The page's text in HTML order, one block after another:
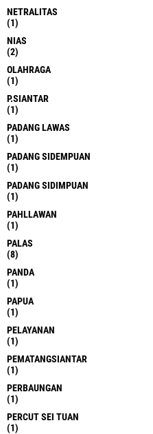
NETRALITAS
(1)
NIAS
(2)
OLAHRAGA
(1)
P.SIANTAR
(1)
PADANG LAWAS
(1)
PADANG SIDEMPUAN
(1)
PADANG SIDIMPUAN
(1)
PAHLLAWAN
(1)
PALAS
(8)
PANDA
(1)
PAPUA
(1)
PELAYANAN
(1)
PEMATANGSIANTAR
(1)
PERBAUNGAN
(1)
PERCUT SEI TUAN
(1)